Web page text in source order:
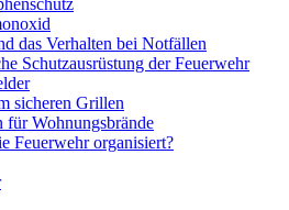
das Verhalten bei Notfällen
Schutzausrüstung der Feuerwehr
sicheren Grillen
für Wohnungsbrände
Feuerwehr organisiert?